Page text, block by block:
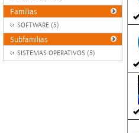
Familias
SOFTWARE (5)
Subfamilias
SISTEMAS OPERATIVOS (5)